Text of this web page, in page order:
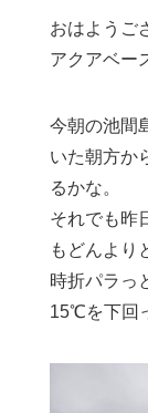
おはようご
アクアベー
今朝の池間
いた朝方か
るかな。
それでも昨
もどんより
時折パラっ
15℃を下回